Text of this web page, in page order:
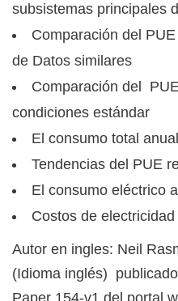
subsistemas principales
Comparación del
de Datos similares
Comparación del
condiciones estándar
El consumo total
Tendencias del PUE
El consumo eléctrico
Costos de electricidad
Autor en ingles: Neil
(Idioma inglés)
Paper 154-v1 del portal